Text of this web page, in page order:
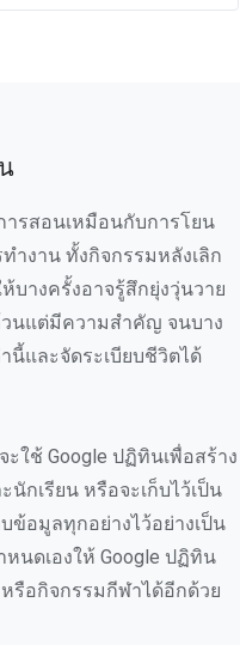
ารสอนเหมือนกับการโยน
ำงาน ทั้งกิจกรรมหลังเลิก
บางครั้งอาจรู้สึกยุ่งวุ่นวาย
วนแต่มีความสำคัญ จนบาง
นี้และจัดระเบียบชีวิตได้
ใช้ Google ปฏิทินเพื่อสร้าง
กเรียน หรือจะเก็บไว้เป็น
ข้อมูลทุกอย่างไว้อย่างเป็น
นดเองให้ Google ปฏิทิน
รือกิจกรรมกีฬาได้อีกด้วย